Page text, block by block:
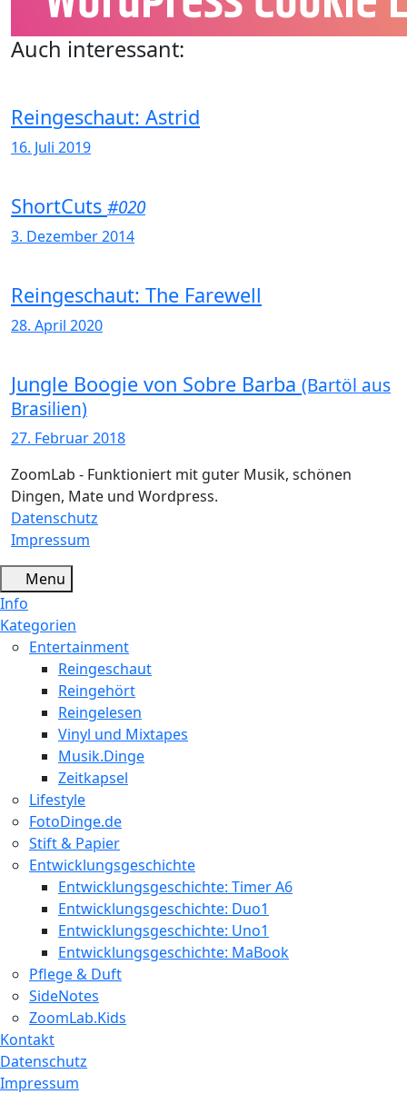
Auch interessant:
Reingeschaut: Astrid
16. Juli 2019
ShortCuts #020
3. Dezember 2014
Reingeschaut: The Farewell
28. April 2020
Jungle Boogie von Sobre Barba (Bartöl aus
Brasilien)
27. Februar 2018
ZoomLab - Funktioniert mit guter Musik, schönen
Dingen, Mate und Wordpress.
Datenschutz
Impressum
Menu
Info
Kategorien
Entertainment
Reingeschaut
Reingehört
Reingelesen
Vinyl und Mixtapes
Musik.Dinge
Zeitkapsel
Lifestyle
FotoDinge.de
Stift & Papier
Entwicklungsgeschichte
Entwicklungsgeschichte: Timer A6
Entwicklungsgeschichte: Duo1
Entwicklungsgeschichte: Uno1
Entwicklungsgeschichte: MaBook
Pflege & Duft
SideNotes
ZoomLab.Kids
Kontakt
Datenschutz
Impressum